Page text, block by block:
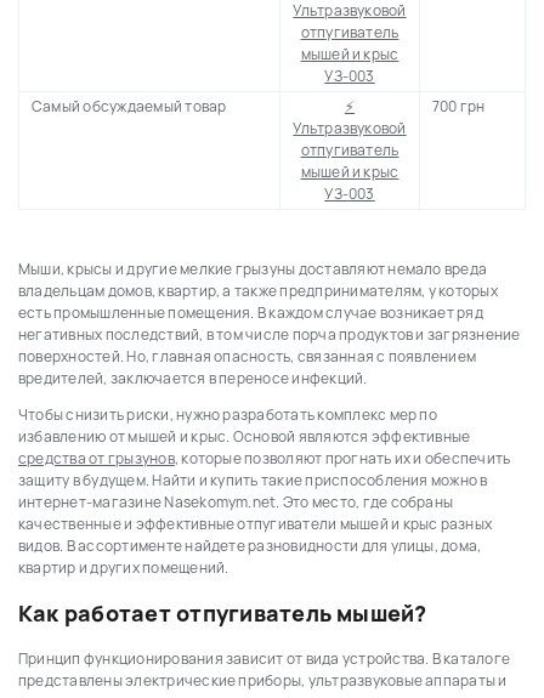
Ультразвуковой
отпугиватель
мышей и крыс
УЗ-003
Самый обсуждаемый товар
⚡
Ультразвуковой
отпугиватель
мышей и крыс
УЗ-003
700 грн
Мыши, крысы и другие мелкие грызуны доставляют немало вреда
владельцам домов, квартир, а также предпринимателям, у которых
есть промышленные помещения. В каждом случае возникает ряд
негативных последствий, в том числе порча продуктов и загрязнение
поверхностей. Но, главная опасность, связанная с появлением
вредителей, заключается в переносе инфекций.
Чтобы снизить риски, нужно разработать комплекс мер по
избавлению от мышей и крыс. Основой являются эффективные
средства от грызунов, которые позволяют прогнать их и обеспечить
защиту в будущем. Найти и купить такие приспособления можно в
интернет-магазине Nasekomym.net. Это место, где собраны
качественные и эффективные отпугиватели мышей и крыс разных
видов. В ассортименте найдете разновидности для улицы, дома,
квартир и других помещений.
Как работает отпугиватель мышей?
Принцип функционирования зависит от вида устройства. В каталоге
представлены электрические приборы, ультразвуковые аппараты и